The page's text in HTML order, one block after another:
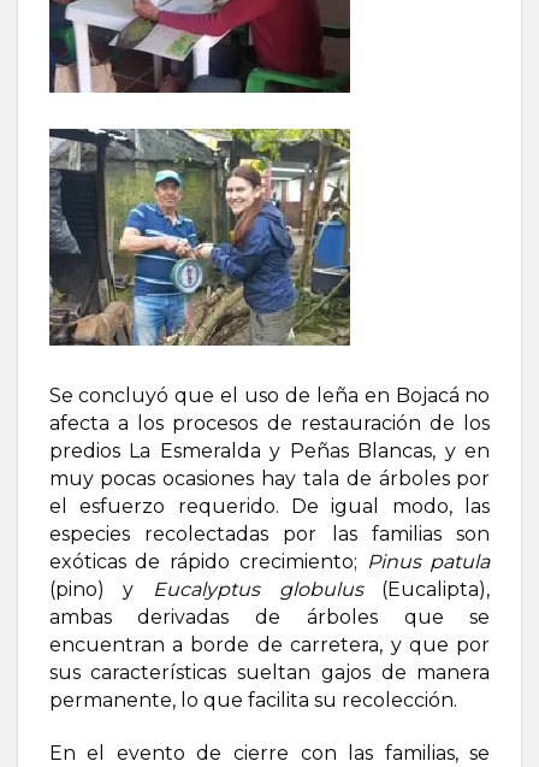
Se concluyó que el uso de leña en Bojacá no
afecta a los procesos de restauración de los
predios La Esmeralda y Peñas Blancas, y en
muy pocas ocasiones hay tala de árboles por
el esfuerzo requerido. De igual modo, las
especies recolectadas por las familias son
exóticas de rápido crecimiento; Pinus patula
(pino) y
Eucalyptus globulus (Eucalipta),
ambasderivadas de árboles que se
encuentran a borde de carretera, y que por
sus características sueltan gajos de manera
permanente, lo que facilita su recolección.
En el evento de cierre con las familias, se